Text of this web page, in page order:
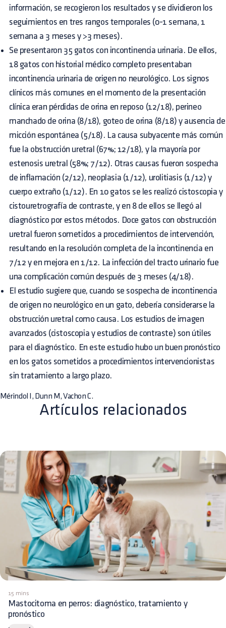
información, se recogieron los resultados y se dividieron los
seguimientos en tres rangos temporales (0-1 semana, 1
semana a 3 meses y >3 meses).
Se presentaron 35 gatos con incontinencia urinaria. De ellos,
18 gatos con historial médico completo presentaban
incontinencia urinaria de origen no neurológico. Los signos
clínicos más comunes en el momento de la presentación
clínica eran pérdidas de orina en reposo (12/18), perineo
manchado de orina (8/18), goteo de orina (8/18) y ausencia de
micción espontánea (5/18). La causa subyacente más común
fue la obstrucción uretral (67%; 12/18), y la mayoría por
estenosis uretral (58%; 7/12). Otras causas fueron sospecha
de inflamación (2/12), neoplasia (1/12), urolitiasis (1/12) y
cuerpo extraño (1/12). En 10 gatos se les realizó cistoscopia y
cistouretrografía de contraste, y en 8 de ellos se llegó al
diagnóstico por estos métodos. Doce gatos con obstrucción
uretral fueron sometidos a procedimientos de intervención,
resultando en la resolución completa de la incontinencia en
7/12 y en mejora en 1/12. La infección del tracto urinario fue
una complicación común después de 3 meses (4/18).
El estudio sugiere que, cuando se sospecha de incontinencia
de origen no neurológico en un gato, debería considerarse la
obstrucción uretral como causa. Los estudios de imagen
avanzados (cistoscopia y estudios de contraste) son útiles
para el diagnóstico. En este estudio hubo un buen pronóstico
en los gatos sometidos a procedimientos intervencionistas
sin tratamiento a largo plazo.
Mérindol I, Dunn M, Vachon C.
Artículos relacionados
15 mins
Mastocitoma en perros: diagnóstico, tratamiento y
pronóstico